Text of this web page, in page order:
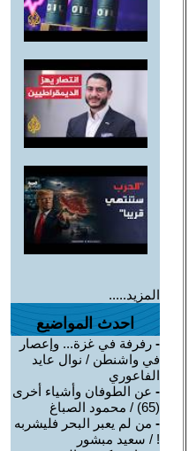
المزيد.....
احدث المواضيع
- رفرفة في غزة... وإعصار
في واشنطن / نوال عايد
الفاعوري
- عن الطوفان وأشياء أخرى
(65) / محمود الصباغ
- من لم يعبر البحر فليشربه
! / سعيد مبشور